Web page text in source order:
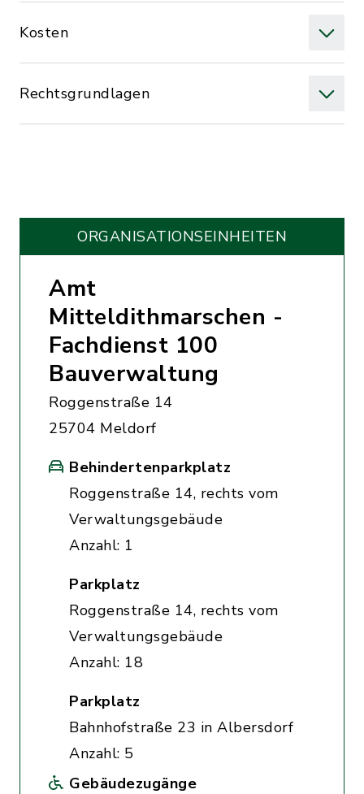
Kosten
Rechtsgrundlagen
ORGANISATIONS­EINHEITEN
Amt
Mitteldithmarschen -
Fachdienst 100
Bauverwaltung
Roggenstraße 14
25704 Meldorf
Behindertenparkplatz
Roggenstraße 14, rechts vom
Verwaltungsgebäude
Anzahl: 1
Parkplatz
Roggenstraße 14, rechts vom
Verwaltungsgebäude
Anzahl: 18
Parkplatz
Bahnhofstraße 23 in Albersdorf
Anzahl: 5
Gebäudezugänge